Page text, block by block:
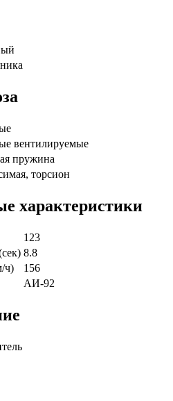
вентилируемые
пружина
торсион
характеристики
123
8.8
ч)
156
АИ-92